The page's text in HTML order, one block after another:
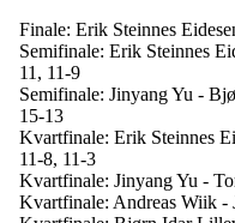
Finale: Erik Steinnes
Semifinale: Erik Steinnes
11, 11-9
Semifinale: Jinyang Yu -
15-13
Kvartfinale: Erik Steinnes
11-8, 11-3
Kvartfinale: Jinyang Yu -
Kvartfinale: Andreas Wiik -